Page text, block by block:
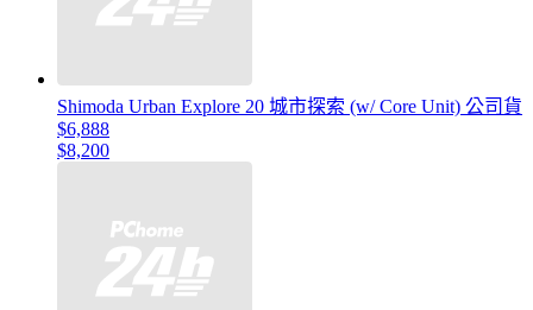
Shimoda Urban Explore 20 城市探索 (w/ Core Unit) 公司貨
$6,888
$8,200